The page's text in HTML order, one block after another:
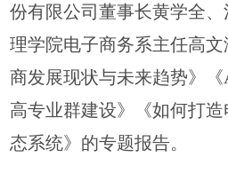
份有限公司董事长黄学全
理学院电子商务系主任高
商发展现状与未来趋势》
高专业群建设》《如何打
态系统》的专题报告。